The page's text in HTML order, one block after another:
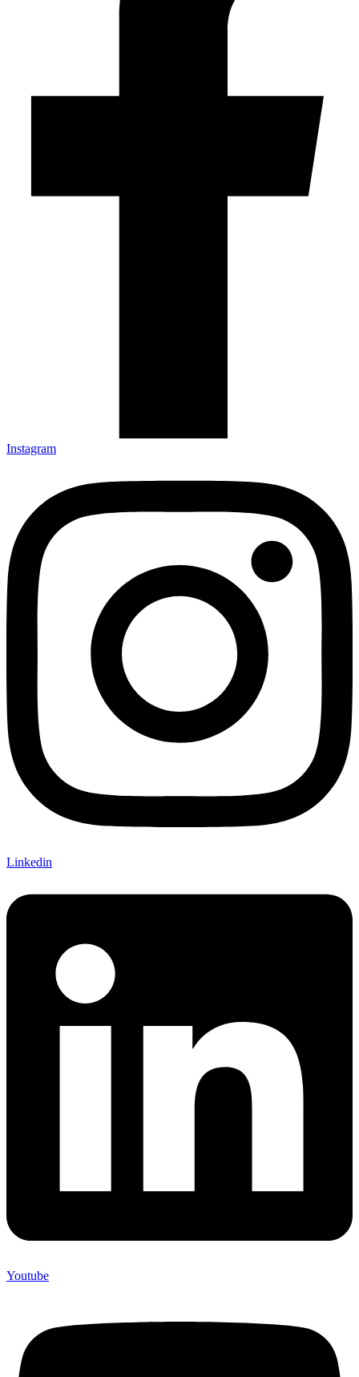
Instagram
Linkedin
Youtube